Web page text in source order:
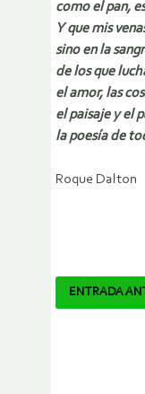
como el pan,
Y que mis
sino en la
de los que
el amor, las
el paisaje y el
la poesía de
Roque Dalton
ENTRADA